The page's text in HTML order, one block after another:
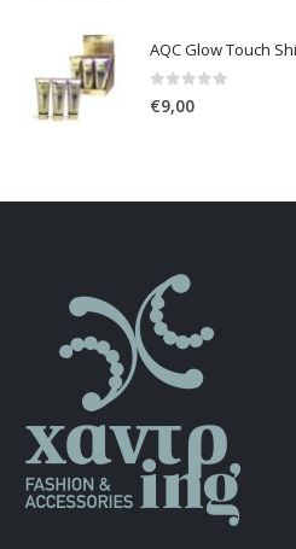
€119,00.είναι:
0 out of 5
€9,00